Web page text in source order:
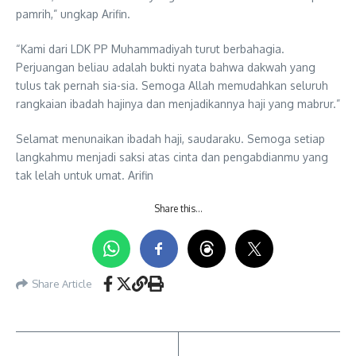
pamrih,” ungkap Arifin.
“Kami dari LDK PP Muhammadiyah turut berbahagia.
Perjuangan beliau adalah bukti nyata bahwa dakwah yang
tulus tak pernah sia-sia. Semoga Allah memudahkan seluruh
rangkaian ibadah hajinya dan menjadikannya haji yang mabrur.”
Selamat menunaikan ibadah haji, saudaraku. Semoga setiap
langkahmu menjadi saksi atas cinta dan pengabdianmu yang
tak lelah untuk umat. Arifin
Share this…
Share Article